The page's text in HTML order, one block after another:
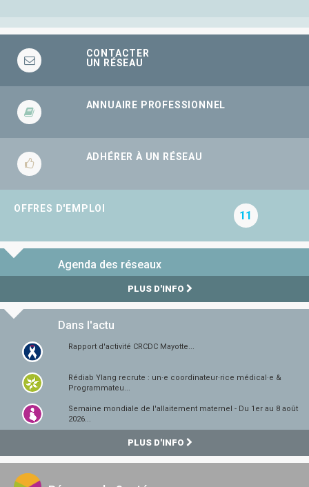
CONTACTER
UN RÉSEAU
ANNUAIRE PROFESSIONNEL
ADHÉRER À UN RÉSEAU
OFFRES D'EMPLOI
11
Agenda des réseaux
PLUS D'INFO
Dans l'actu
Rapport d'activité CRCDC Mayotte...
Rédiab Ylang recrute : un·e coordinateur·rice médical·e &
Programmateu...
Semaine mondiale de l'allaitement maternel - Du 1er au 8 août
2026...
PLUS D'INFO